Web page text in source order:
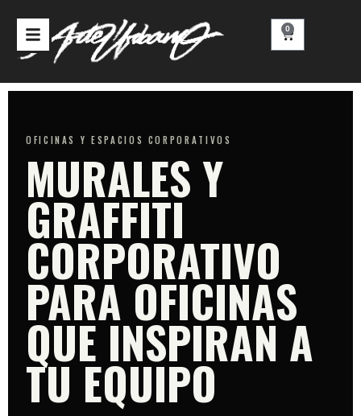
contenido
0
Carrito
OFICINAS Y ESPACIOS CORPORATIVOS
MURALES Y
GRAFFITI
CORPORATIVO
PARA OFICINAS
QUE INSPIRAN A
TU EQUIPO